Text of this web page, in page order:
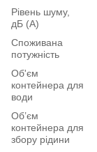
Рівень шуму,
дБ (А)
Споживана
потужність
Об'єм
контейнера для
води
Об’єм
контейнера для
збору рідини